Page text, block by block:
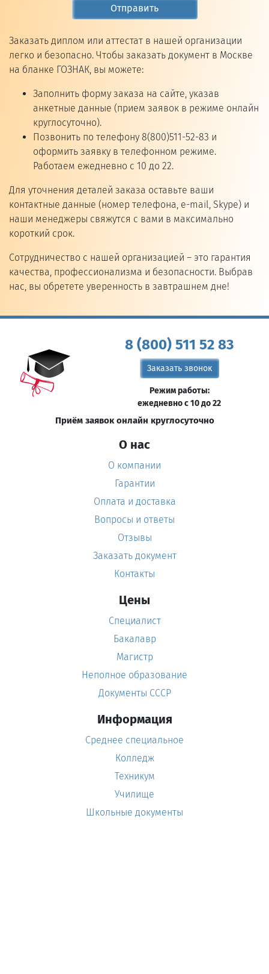
Отправить
Заказать диплом или аттестат в нашей организации
легко и безопасно. Чтобы заказать документ в Москве
на бланке ГОЗНАК, вы можете:
Заполнить форму заказа на сайте, указав
анкетные данные (прием заявок в режиме онлайн
круглосуточно).
Позвонить по телефону 8(800)511-52-83 и
оформить заявку в телефонном режиме.
Работаем ежедневно с 10 до 22.
Для уточнения деталей заказа оставьте ваши
контактные данные (номер телефона, e-mail, Skype) и
наши менеджеры свяжутся с вами в максимально
короткий срок.
Сотрудничество с нашей организацией – это гарантия
качества, профессионализма и безопасности. Выбрав
нас, вы обретете уверенность в завтрашнем дне!
8 (800) 511 52 83
Заказать звонок
Режим работы:
ежедневно с 10 до 22
Приём заявок онлайн круглосуточно
О нас
О компании
Гарантии
Оплата и доставка
Вопросы и ответы
Отзывы
Заказать документ
Контакты
Цены
Специалист
Бакалавр
Магистр
Неполное образование
Документы СССР
Информация
Среднее специальное
Колледж
Техникум
Училище
Школьные документы